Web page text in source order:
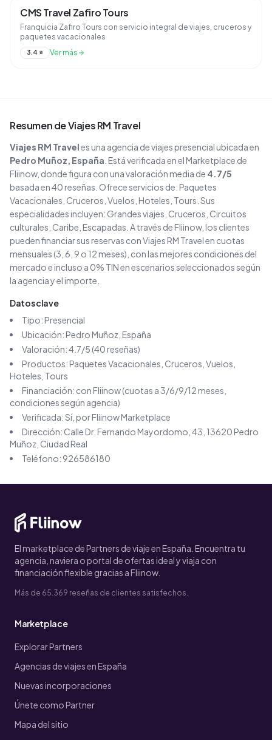
CMS Travel Zafiro Tours
Franquicia Zafiro Tours con servicio integral de viajes, cruceros y
paquetes vacacionales
3.4 ⭐ Ver más
Resumen deViajes RM Travel
Viajes RM Traveles una agencia de viajespresencialubicada en
Pedro Muñoz, España . Está verificada en el Marketplace de
Fliinow, donde figura con una valoración media de 4.7/5
basada en40reseñas . Ofrece servicios de:Paquetes
Vacacionales, Cruceros, Vuelos, Hoteles, Tours Sus
especialidades incluyen: Grandes viajes, Cruceros, Circuitos
culturales, Caribe, Escapadas A través de Fliinow, los clientes
pueden financiar sus reservas conViajes RM Travelen cuotas
mensuales (3, 6, 9 o 12 meses), con las mejores condiciones del
mercado e incluso a 0% TIN en escenarios seleccionados según
la agencia y el importe.
Datos clave
Tipo:Presencial
Ubicación:Pedro Muñoz , España
Valoración:4.7/5 (40reseñas)
Productos:Paquetes Vacacionales, Cruceros, Vuelos,
Hoteles, Tours
Financiación: con Fliinow (cuotas a 3/6/9/12 meses,
condiciones según agencia)
Verificada: Sí, por Fliinow Marketplace
Dirección: Calle Dr. Fernando Mayordomo, 43, 13620 Pedro
Muñoz, Ciudad Real
Teléfono: 926586180
El marketplace de Partners de viaje en España. Encuentra tu
agencia, naviera o portal de ofertas ideal y viaja con
financiación flexible gracias a Fliinow.
Más de 65.369 reseñas de clientes satisfechos.
Marketplace
Explorar Partners
Agencias de viajes en España
Nuevas incorporaciones
Únete como Partner
Mapa del sitio